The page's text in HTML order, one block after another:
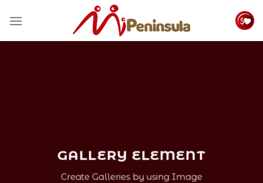
GALLERY ELEMENT
Create Galleries by using Image